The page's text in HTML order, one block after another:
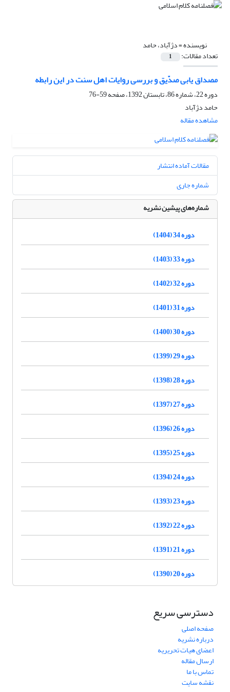
نویسنده =دژآباد، حامد
تعداد مقالات: 1
مصداق یابی صدّیق و بررسی روایات اهل سنت در این رابطه
دوره 22، شماره 86، تابستان 1392، صفحه
59-76
حامد دژآباد
مشاهده مقاله
مقالات آماده انتشار
شماره جاری
شماره‌های پیشین نشریه
دوره 34 (1404)
دوره 33 (1403)
دوره 32 (1402)
دوره 31 (1401)
دوره 30 (1400)
دوره 29 (1399)
دوره 28 (1398)
دوره 27 (1397)
دوره 26 (1396)
دوره 25 (1395)
دوره 24 (1394)
دوره 23 (1393)
دوره 22 (1392)
دوره 21 (1391)
دوره 20 (1390)
دسترسی سریع
صفحه اصلی
درباره نشریه
اعضای هیات تحریریه
ارسال مقاله
تماس با ما
نقشه سایت